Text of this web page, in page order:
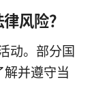
风险？
动。部分国
并遵守当